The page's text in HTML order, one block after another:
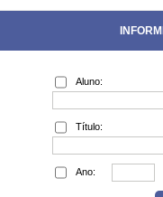
Aluno:
Título:
Ano: